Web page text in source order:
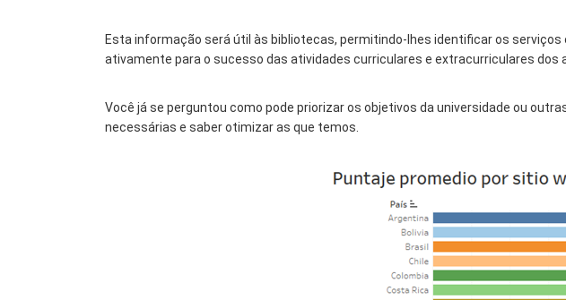
Esta informação será útil às bibliotecas, permitindo-lhes identificar os
ativamente para o sucesso das atividades curriculares e extracurriculares dos
Você já se perguntou como pode priorizar os objetivos da universidade ou
necessárias e saber otimizar as que temos.